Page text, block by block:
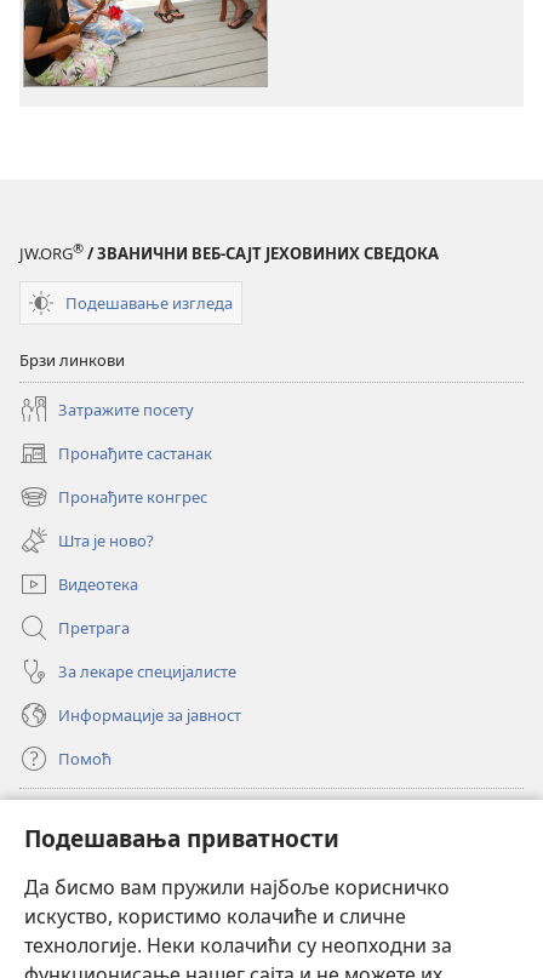
Подешавања приватности
Да бисмо вам пружили најбоље корисничко
искуство, користимо колачиће и сличне
технологије. Неки колачићи су неопходни за
JW.ORG® / ЗВАНИЧНИ ВЕБ-САЈТ ЈЕХОВИНИХ СВЕДОКА
Подешавање изгледа
Брзи линкови
Затражите посету
Пронађите састанак
(отвара
нови
прозор)
Пронађите конгрес
(отвара
нови
прозор)
Шта је ново?
Видеотека
Претрага
За лекаре специјалисте
Информације за јавност
Помоћ
(отвара
нови
прозор)ОНЛАЈН БИБЛИОТЕКА Watchtower
(отвара
нови
прозор)JW Hub®
(отвара